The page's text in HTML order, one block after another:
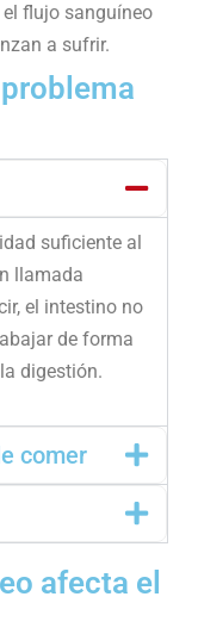
flujo sanguíneo
a sufrir.
suficiente al
llamada
el intestino no
de forma
digestión.
comer
afecta el